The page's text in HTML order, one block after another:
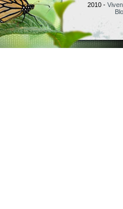
2010 -